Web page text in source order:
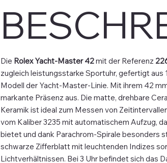
Die Rolex Yacht-Master 42mit der Referenz
zugleich leistungsstarke Sportuhr, gefertigt aus
Modell der Yacht-Master-Linie. Mit ihrem 42
markante Präsenz aus. Die matte, drehbare
Keramik ist ideal zum Messen von
vom Kaliber 3235 mit automatischem Aufzug,
bietet und dank Parachrom-Spirale besonders
schwarze Zifferblatt mit leuchtenden Indizes
Lichtverhältnissen. Bei 3 Uhr befindet sich das